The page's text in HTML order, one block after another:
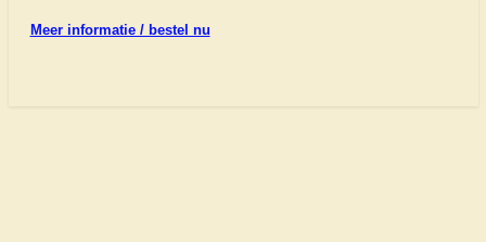
Meer informatie / bestel nu